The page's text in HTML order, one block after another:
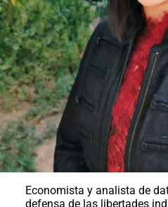
Economista y analista de
defensa de las libertades